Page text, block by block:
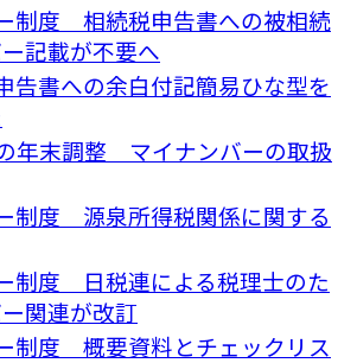
制度 相続税申告書への被相続
記載が不要へ
告書への余白付記簡易ひな型を
年末調整 マイナンバーの取扱
制度 源泉所得税関係に関する
制度 日税連による税理士のた
関連が改訂
制度 概要資料とチェックリス